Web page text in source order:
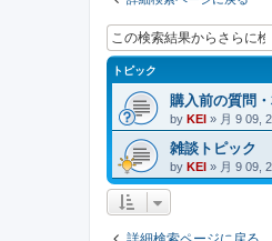
トピック
購入前の質問
by KEI » 月 9 09,
雑談トピック
by KEI » 月 9 09,